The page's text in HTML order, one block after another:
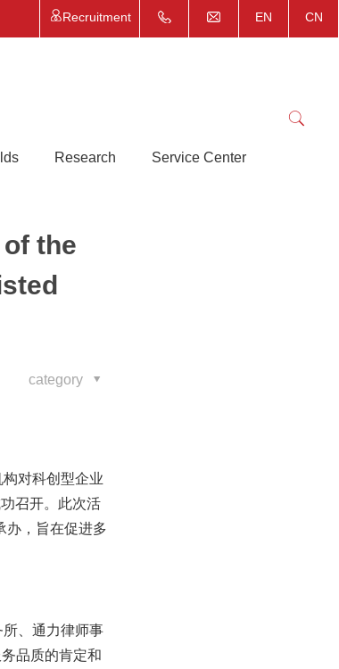
Recruitment EN CN
Research Service Center
the
category
对科创型企业
召开。此次活
办，旨在促进多
、通力律师事
品质的肯定和